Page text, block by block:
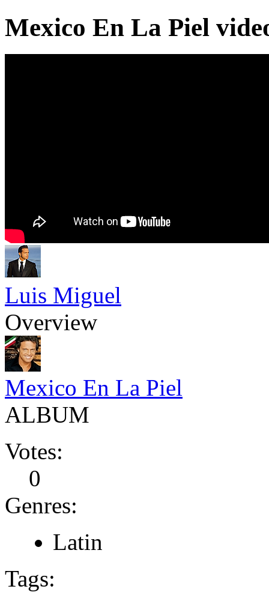
Mexico En La Piel
Luis Miguel
Overview
Mexico En La Piel
ALBUM
Votes:
0
Genres:
Latin
Tags: